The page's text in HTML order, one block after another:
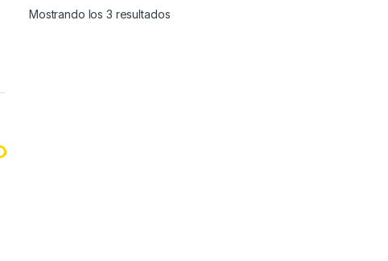
Mostrando los 3 resultadosOrdenado por popularidad